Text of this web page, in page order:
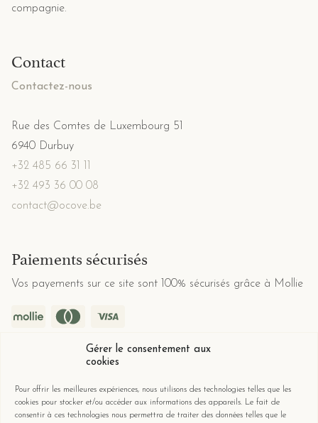
Gérer le consentement aux
cookies
Pour offrir les meilleures expériences, nous utilisons des technologies telles que les
cookies pour stocker et/ou accéder aux informations des appareils. Le fait de
consentir à ces technologies nous permettra de traiter des données telles que le
compagnie.
Contact
Contactez-nous
Rue des Comtes de Luxembourg 51
6940 Durbuy
+32 485 66 31 11
+32 493 36 00 08
contact@ocove.be
Paiements sécurisés
Vos payements sur ce site sont 100% sécurisés grâce à Mollie
Ne manquez pas les dernières actualités et offres d'Ocove